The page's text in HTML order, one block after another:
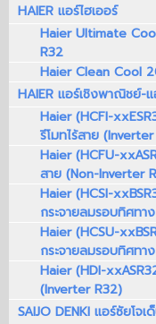
HAIER แอร์ไฮเออร์
Haier Ultimate
R32
Haier Clean Cool
HAIER แอร์เชิงพาณิชย์-
Haier (HCFI-
รีโมทไร้สาย
Haier (HCFU-
สาย (Non-Inverter
Haier (HCSI-
กระจายลมรอบทิศทา
Haier (HCSU-
กระจายลมรอบทิศทา
Haier (HDI-
(Inverter R32)
SAIJO DENKI แอร์ซัยโจเ